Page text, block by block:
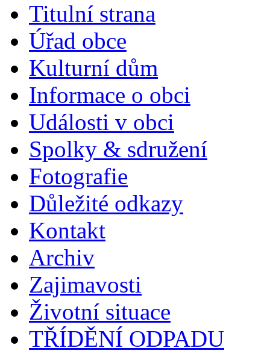
Titulní strana
Úřad obce
Kulturní dům
Informace o obci
Události v obci
Spolky & sdružení
Fotografie
Důležité odkazy
Kontakt
Archiv
Zajimavosti
Životní situace
TŘÍDĚNÍ ODPADU